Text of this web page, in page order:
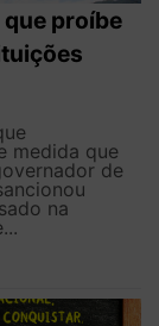
que proíbe
medida que
de
na